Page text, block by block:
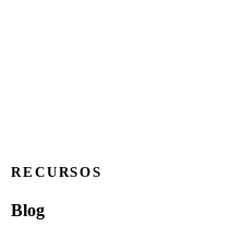
RECURSOS
Blog